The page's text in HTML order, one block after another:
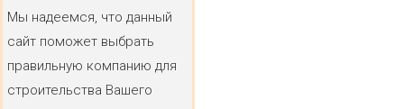
Мы надеемся, что данный
сайт поможет выбрать
правильную компанию для
строительства Вашего